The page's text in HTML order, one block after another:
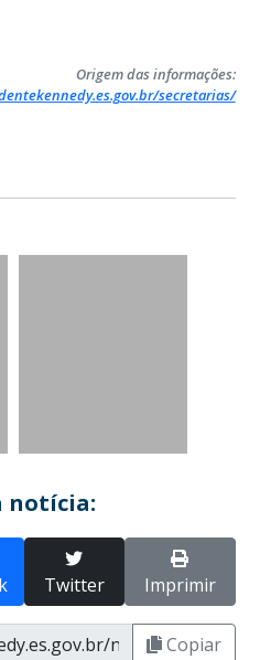
Origem das informações:
secretarias/
notícia:
Twitter Imprimir
Copiar